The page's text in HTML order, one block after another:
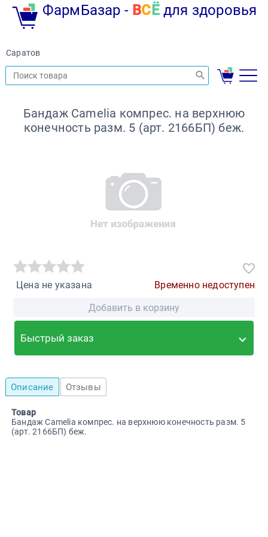
ФармБазар - ВС Ёдля здоровья
Саратов
Бандаж Camelia компрес. на верхнюю
конечность разм. 5 (арт. 2166БП) беж.
Цена не указана
Временно недоступен
Добавить в корзину
Быстрый заказ
Описание Отзывы
Товар
Бандаж Camelia компрес. на верхнюю конечность разм. 5
(арт. 2166БП) беж.